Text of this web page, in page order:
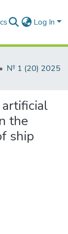
Log In
№ 1 (20) 2025
the
ship